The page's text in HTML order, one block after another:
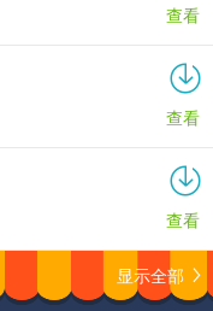
查看
查看
查看
显示全部